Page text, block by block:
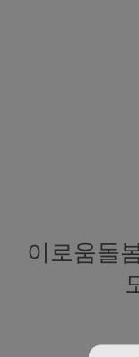
이로움돌